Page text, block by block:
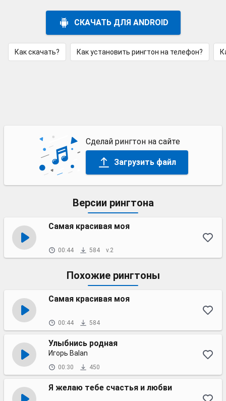
СКАЧАТЬ ДЛЯ ANDROID
Как скачать? Как установить рингтон на телефон?
Сделай рингтон на сайте
Загрузить файл
Версии рингтона
Самая красивая моя
00:44 584 v.2
Похожие рингтоны
Самая красивая моя
00:44 584
Улыбнись родная
Игорь Balan
00:30 450
Я желаю тебе счастья и любви